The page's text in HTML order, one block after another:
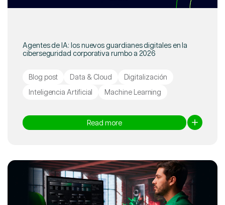
Agentes de IA: los nuevos guardianes digitales en la
ciberseguridad corporativa rumbo a 2026
Blog post Data & Cloud
Digitalización
Inteligencia Artificial
Machine Learning
Read more